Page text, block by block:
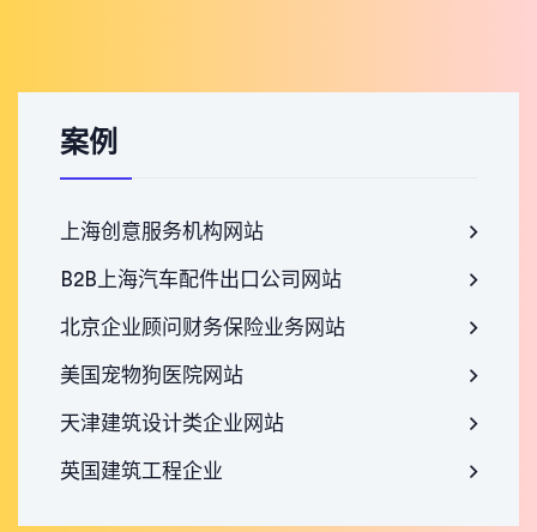
案例
上海创意服务机构网站
B2B上海汽车配件出口公司网站
北京企业顾问财务保险业务网站
美国宠物狗医院网站
天津建筑设计类企业网站
英国建筑工程企业